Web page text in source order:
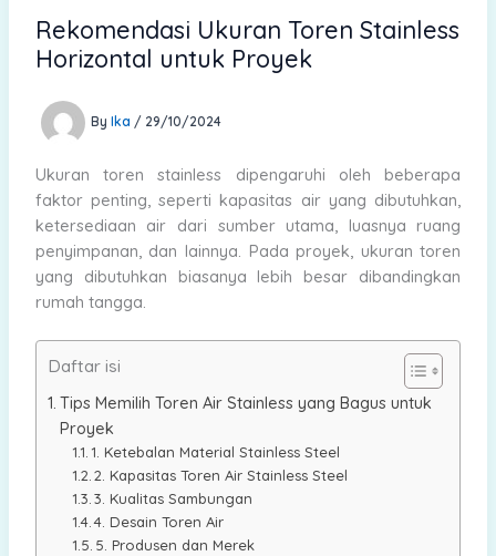
Rekomendasi Ukuran Toren Stainless
Horizontal untuk Proyek
By Ika / 29/10/2024
Ukuran toren stainless dipengaruhi oleh beberapa
faktor penting, seperti kapasitas air yang dibutuhkan,
ketersediaan air dari sumber utama, luasnya ruang
penyimpanan, dan lainnya. Pada proyek, ukuran toren
yang dibutuhkan biasanya lebih besar dibandingkan
rumah tangga.
Daftar isi
Tips Memilih Toren Air Stainless yang Bagus untuk
Proyek
1. Ketebalan Material Stainless Steel
2. Kapasitas Toren Air Stainless Steel
3. Kualitas Sambungan
4. Desain Toren Air
5. Produsen dan Merek